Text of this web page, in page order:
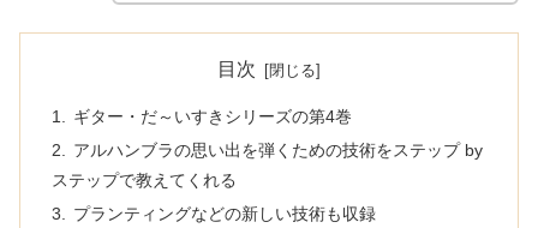
目次
ギター・だ～いすきシリーズの第4巻
アルハンブラの思い出を弾くための技術をステップ by
ステップで教えてくれる
プランティングなどの新しい技術も収録